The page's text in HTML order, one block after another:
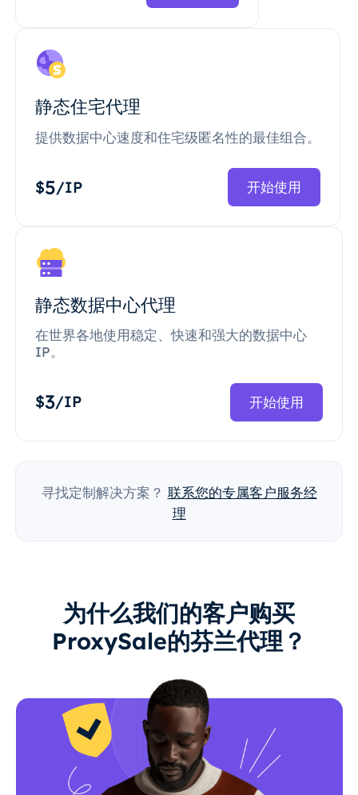
静态住宅代理
提供数据中心速度和住宅级匿名性的最佳组合。
$5/IP 开始使用
静态数据中心代理
在世界各地使用稳定、快速和强大的数据中心
IP。
$3/IP 开始使用
寻找定制解决方案？ 联系您的专属客户服务经
理
为什么我们的客户购买
ProxySale的芬兰代理？